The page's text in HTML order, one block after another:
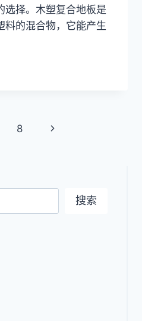
选择。木塑复合地板是
料的混合物，它能产生
8
下
搜索